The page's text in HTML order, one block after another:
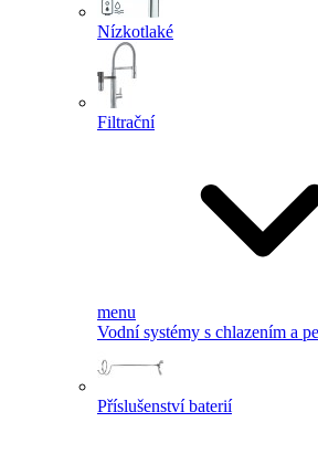
Nízkotlaké
Filtrační
menu
Vodní systémy s chlazením a
Příslušenství baterií